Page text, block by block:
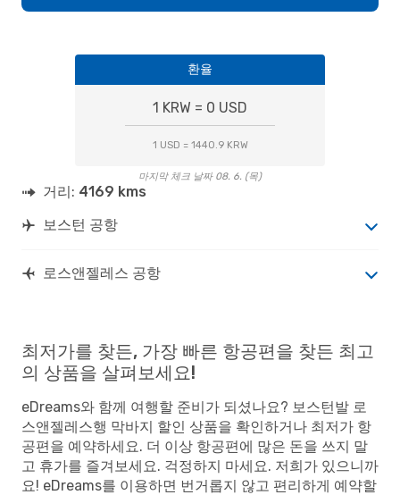
환율
1 KRW = 0 USD
1 USD = 1440.9 KRW
마지막 체크 날짜 08. 6. (목)
거리: 4169 kms
보스턴 공항
로스앤젤레스 공항
최저가를 찾든, 가장 빠른 항공편을 찾든 최고
의 상품을 살펴보세요!
eDreams와 함께 여행할 준비가 되셨나요? 보스턴발 로
스앤젤레스행 막바지 할인 상품을 확인하거나 최저가 항
공편을 예약하세요. 더 이상 항공편에 많은 돈을 쓰지 말
고 휴가를 즐겨보세요. 걱정하지 마세요. 저희가 있으니까
요! eDreams를 이용하면 번거롭지 않고 편리하게 예약할